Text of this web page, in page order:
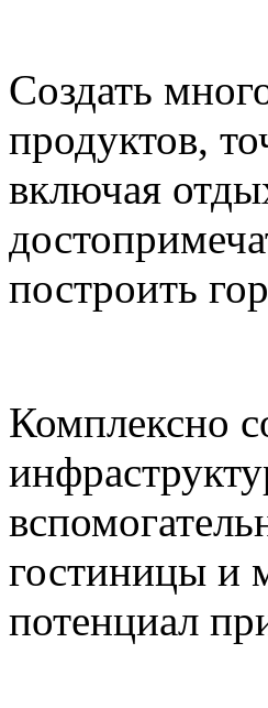
Создать
продуктов,
включая
построить
Комплексно
гостиницы и
потенциал